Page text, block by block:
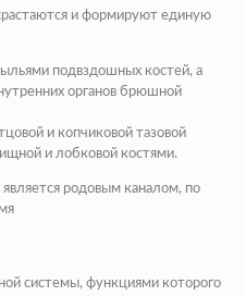
и формируют единую
подвздошных костей, а
органов брюшной
и копчиковой тазовой
и лобковой костями.
родовым каналом, по
системы, функциями которого